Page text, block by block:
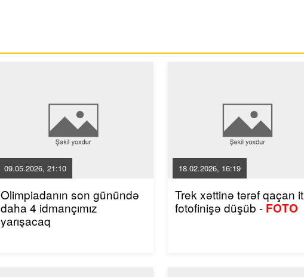
09.05.2026, 21:10
Olimpiadanın son günündə
daha 4 idmançımız
yarışacaq
18.02.2026, 16:19
Trek xəttinə tərəf qaçan it
fotofinişə düşüb - FOTO